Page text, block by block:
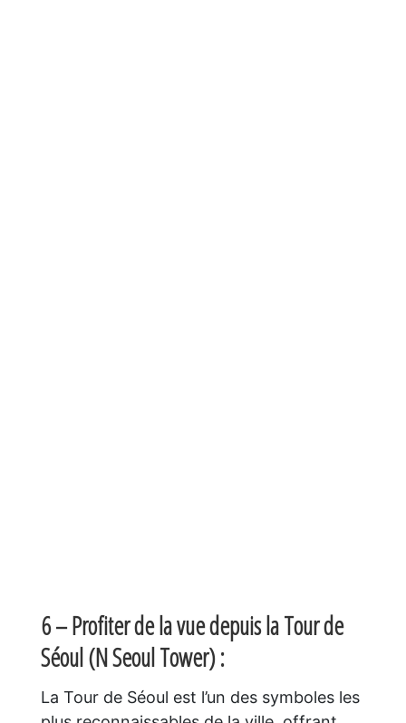
6 – Profiter de la vue depuis la Tour de
Séoul (N Seoul Tower) :
La Tour de Séoul est l’un des symboles les